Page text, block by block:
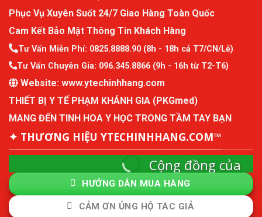
Phục Vụ Xuyên Suốt 24/7 Giao Hàng Toàn Quốc
Cam Kết Bảo Mật Thông Tin Khách Hàng
Tư Vấn Miễn Phí: 0825.8888.90 (8h - 18h cả T7/CN/Lễ)
Tư Vấn Chuyên Gia: 096.345.8866 (9h - 16h từ T2-T6)
Website: www.ytechinhhang.com
THIẾT BỊ Y TẾ PHẠM KHÁNH GIA (PKGmed)
MANG ĐẾN TINH HOA Y HỌC TRONG TẦM TAY BẠN
✦ THƯƠNG HIỆU YTECHINHHANG.COM™
Cộng đồng của
ytechinhhang
Cộng đồng mô hình kinh tế thành viên và quản
lý sức khỏe chủ động.
HƯỚNG DẪN MUA HÀNG
CẢM ƠN ỦNG HỘ TÁC GIẢ